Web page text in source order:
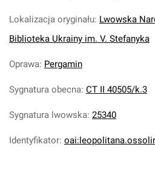
Lokalizacja oryginału: Lwowska
Biblioteka Ukrainy im. V. Stefanyka
Oprawa: Pergamin
Sygnatura obecna: CT II 40505/k.3
Sygnatura lwowska: 25340
Identyfikator: